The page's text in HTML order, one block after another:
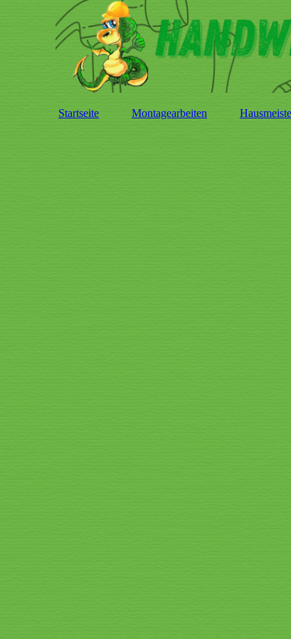
Startseite Montagearbeiten